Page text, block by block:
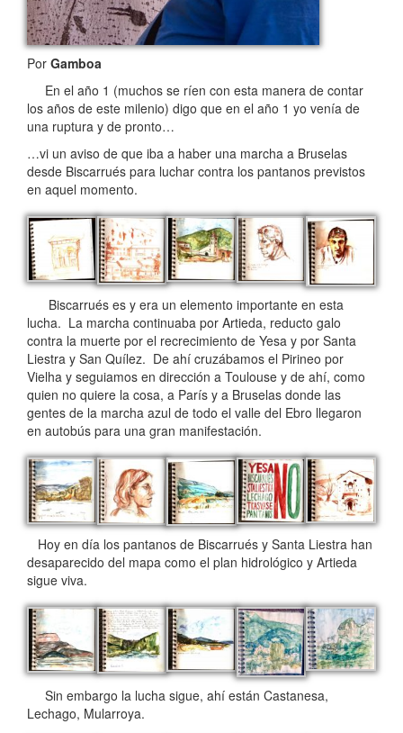
Por Gamboa
En el año 1 (muchos se ríen con esta manera de contar
los años de este milenio) digo que en el año 1 yo venía de
una ruptura y de pronto…
…vi un aviso de que iba a haber una marcha a Bruselas
desde Biscarrués para luchar contra los pantanos previstos
en aquel momento.
Biscarrués es y era un elemento importante en esta
lucha. La marcha continuaba por Artieda, reducto galo
contra la muerte por el recrecimiento de Yesa y por Santa
Liestra y San Quílez. De ahí cruzábamos el Pirineo por
Vielha y seguiamos en dirección a Toulouse y de ahí, como
quien no quiere la cosa, a París y a Bruselas donde las
gentes de la marcha azul de todo el valle del Ebro llegaron
en autobús para una gran manifestación.
Hoy en día los pantanos de Biscarrués y Santa Liestra han
desaparecido del mapa como el plan hidrológico y Artieda
sigue viva.
Sin embargo la lucha sigue, ahí están Castanesa,
Lechago, Mularroya.